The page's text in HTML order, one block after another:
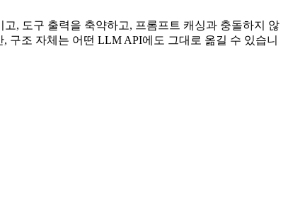
, 도구 출력을 축약하고, 프롬프트 캐싱과 충돌하지 않
, 구조 자체는 어떤 LLM API에도 그대로 옮길 수 있습니